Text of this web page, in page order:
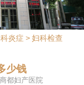
炎症 > 妇科检查
少钱
都妇产医院